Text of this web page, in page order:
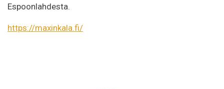
Espoonlahdesta.
https://maxinkala.fi/